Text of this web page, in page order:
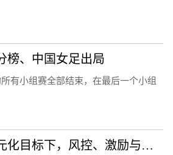
榜、中国女足出局
有小组赛全部结束，在最后一个小组
③精进管理：多元化目标下，风控、激励与容错机制逐步完善